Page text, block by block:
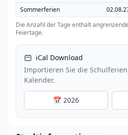
Sommerferien
Die Anzahl der Tage enthält
Feiertage.
iCal Download
Importieren Sie die
Kalender.
📅 2026